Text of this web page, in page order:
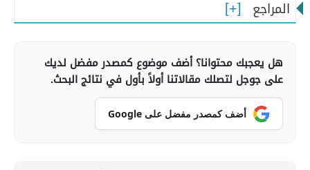
المراجع
هل يعجبك محتوانا؟ أضف موضوع كمصدر مفضل لديك
على جوجل لتصلك مقالاتنا أولاً بأول في نتائج البحث.
أضف كمصدر مفضل على Google